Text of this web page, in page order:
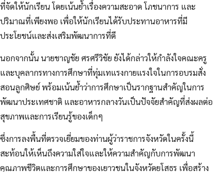
ที่จัดให้นักเรียน โดยเน้นย้ำเรื่องความสะอาด โภชนาการ และ
ปริมาณที่เพียงพอ เพื่อให้นักเรียนได้รับประทานอาหารที่มี
ประโยชน์และส่งเสริมพัฒนาการที่ดี
นอกจากนั้น นายชาญชัย ศรศรีวิชัย ยังได้กล่าวให้กำลังใจคณะครู
และบุคลากรทางการศึกษาที่ทุ่มเทแรงกายแรงใจในการอบรมสั่ง
สอนลูกศิษย์ พร้อมเน้นย้ำว่าการศึกษาเป็นรากฐานสำคัญในการ
พัฒนาประเทศชาติ และอาหารกลางวันเป็นปัจจัยสำคัญที่ส่งผลต่อ
สุขภาพและการเรียนรู้ของเด็กๆ
ซึ่งการลงพื้นที่ตรวจเยี่ยมของท่านผู้ว่าราชการจังหวัดในครั้งนี้
สะท้อนให้เห็นถึงความใส่ใจและให้ความสำคัญกับการพัฒนา
คุณภาพชีวิตและการศึกษาของเยาวชนในจังหวัดยโสธร เพื่อสร้าง